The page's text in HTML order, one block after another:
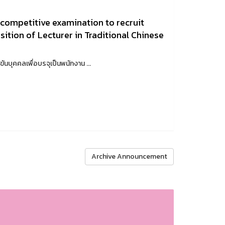
examination to recruit
of Lecturer in Traditional Chinese
บุคคลเพื่อบรจุเป็นพนักงาน ...
Archive Announcement